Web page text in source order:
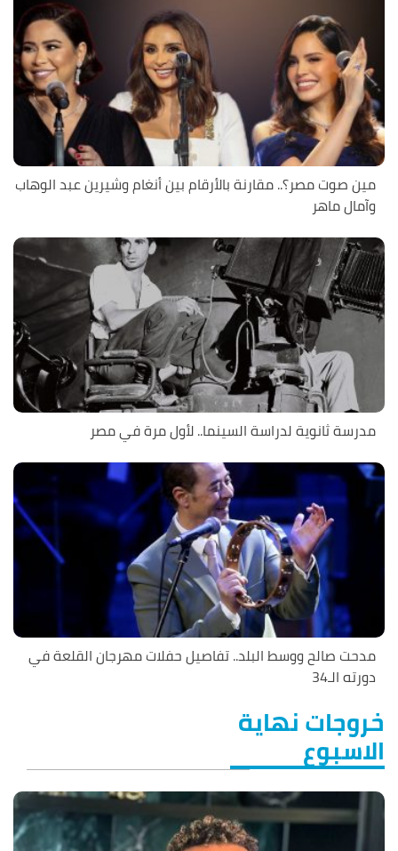
مين صوت مصر؟.. مقارنة بالأرقام بين أنغام وشيرين عبد الوهاب
وآمال ماهر
مدرسة ثانوية لدراسة السينما.. لأول مرة في مصر
مدحت صالح ووسط البلد.. تفاصيل حفلات مهرجان القلعة في
دورته الـ34
خروجات نهاية
الاسبوع